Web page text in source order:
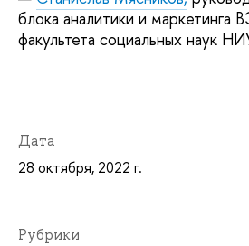
блока аналитики и маркетинга
факультета социальных наук
Дата
28 октября, 2022 г.
Рубрики